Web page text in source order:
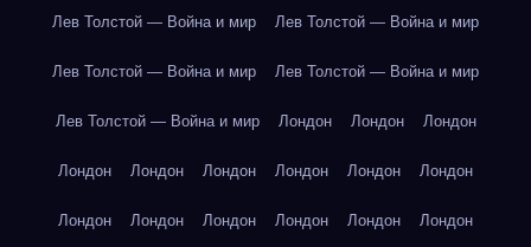
Лев Толстой — Война и мир Лев Толстой — Война и мир
Лев Толстой — Война и мир Лев Толстой — Война и мир
Лев Толстой — Война и мир Лондон Лондон Лондон
Лондон Лондон Лондон Лондон Лондон Лондон
Лондон Лондон Лондон Лондон Лондон Лондон